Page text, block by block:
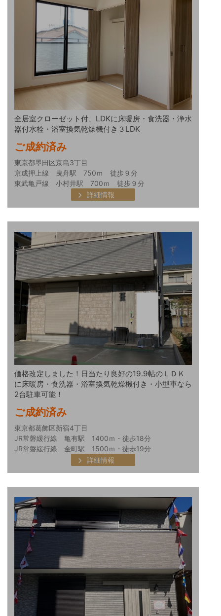
全居室クローゼット付、LDKに床暖房・食洗器・浄水
器付水栓・浴室換気乾燥機付き３LDK
ご成約済み
東京都墨田区京島3丁目
京成押上線 曳舟駅 750ｍ 徒歩９分
東武亀戸線 小村井駅 700ｍ 徒歩９分
詳細情報
価格改定しました！日当たり良好の19.9帖のＬＤＫ
に床暖房・食洗器・浴室換気乾燥機付き・小型車なら
2台駐車可能！
ご成約済み
東京都葛飾区新宿4丁目
JR常磐緩行線 亀有駅 1400ｍ・徒歩18分
JR常磐緩行線 金町駅 1500ｍ・徒歩19分
詳細情報